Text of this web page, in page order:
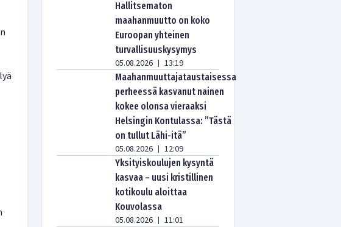
Hallitsematon
maahanmuutto on koko
Euroopan yhteinen
turvallisuuskysymys
05.08.2026 | 13:19
Maahanmuuttajataustaisessa
perheessä kasvanut nainen
kokee olonsa vieraaksi
Helsingin Kontulassa: ”Tästä
on tullut Lähi-itä”
05.08.2026 | 12:09
Yksityiskoulujen kysyntä
kasvaa – uusi kristillinen
kotikoulu aloittaa
Kouvolassa
05.08.2026 | 11:01